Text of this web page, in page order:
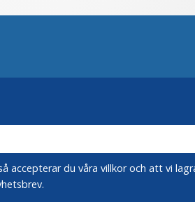
accepterar du våra villkor och att vi